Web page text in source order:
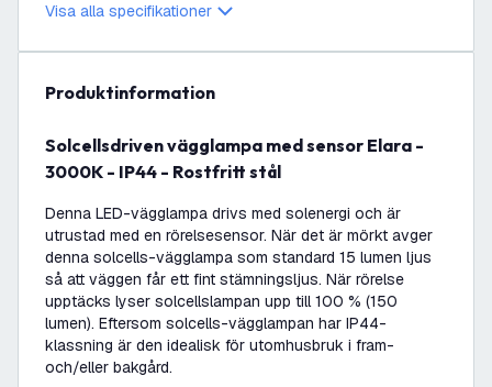
Visa alla specifikationer
produktinformation
Solcellsdriven vägglampa med sensor Elara -
3000K - IP44 - Rostfritt stål
Denna LED-vägglampa drivs med solenergi och är
utrustad med en rörelsesensor. När det är mörkt avger
denna solcells-vägglampa som standard 15 lumen ljus
så att väggen får ett fint stämningsljus. När rörelse
upptäcks lyser solcellslampan upp till 100 % (150
lumen). Eftersom solcells-vägglampan har IP44-
klassning är den idealisk för utomhusbruk i fram-
och/eller bakgård.